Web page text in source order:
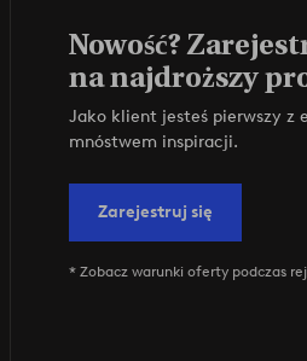
Nowość?
na najdroższy
Jako klient jesteś pierwszy
mnóstwem inspiracji.
Zarejestruj się
* Zobacz warunki oferty podczas